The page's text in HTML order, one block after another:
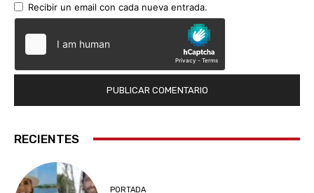
Recibir un email con cada nueva entrada.
RECIENTES
PORTADA